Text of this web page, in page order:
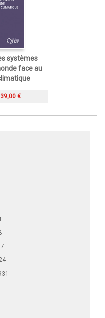
systèmes
face au
39,00 €